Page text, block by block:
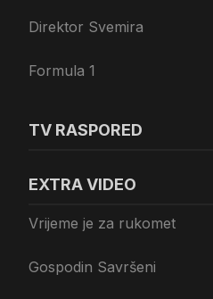
Direktor Svemira
Formula 1
TV RASPORED
EXTRA VIDEO
Vrijeme je za rukomet
Gospodin Savršeni